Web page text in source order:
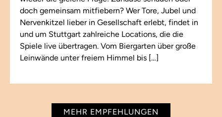
doch gemeinsam mitfiebern? Wer Tore, Jubel und
Nervenkitzel lieber in Gesellschaft erlebt, findet in
und um Stuttgart zahlreiche Locations, die die
Spiele live übertragen. Vom Biergarten über große
Leinwände unter freiem Himmel bis […]
MEHR EMPFEHLUNGEN